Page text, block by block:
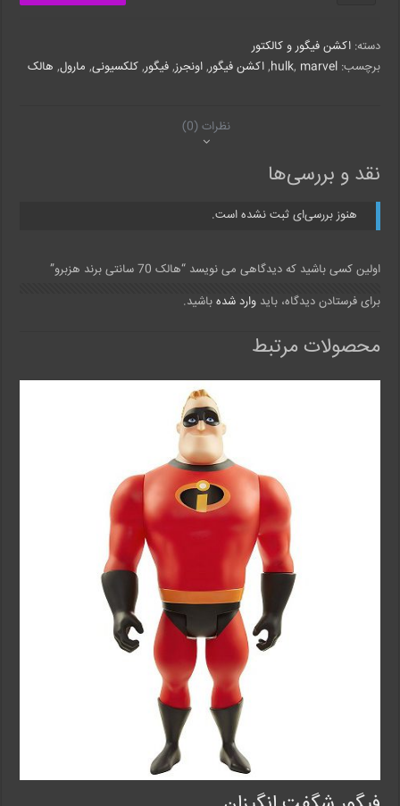
هزبرو
عدد
دسته:اکشن فیگور و کالکتور
برچسب:
hulk, marvel
,اکشن فیگور,اونجرز,فیگور,کلکسیونی, مارول, هالک
نظرات (0)
نقد و بررسی‌ها
هنوز بررسی‌ای ثبت نشده است.
اولین کسی باشید که دیدگاهی می نویسد “هالک 70 سانتی برند هزبرو”
برای فرستادن دیدگاه، بایدوارد شده باشید.
محصولات مرتبط